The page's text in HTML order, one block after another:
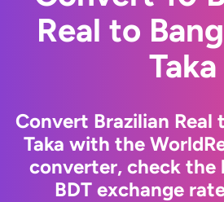
Real to
Taka
Convert Brazilian Real
Taka with the
converter, check the
BDT exchange